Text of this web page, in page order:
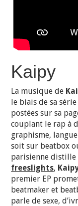
Kaipy
La musique de
le biais de sa série
postées sur sa
couplant le rap à
graphisme,
soit sur beatbox
parisienne distille
freeslights,
premier EP
beatmaker et
parle de sexe,